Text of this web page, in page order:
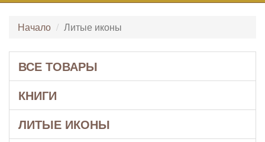
Начало Литые иконы
ВСЕ ТОВАРЫ
КНИГИ
ЛИТЫЕ ИКОНЫ